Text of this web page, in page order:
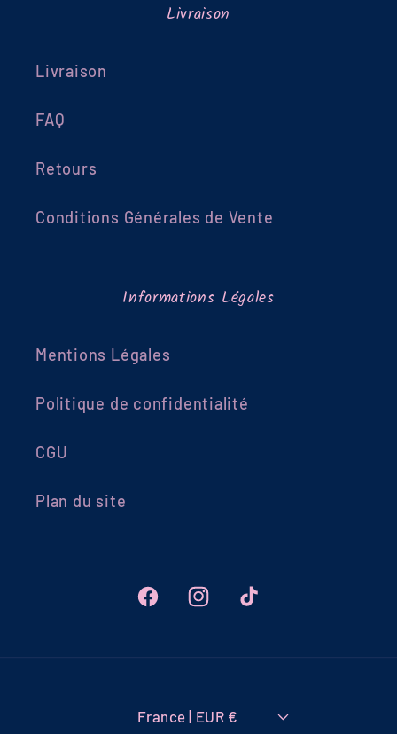
Livraison
Livraison
FAQ
Retours
Conditions Générales de Vente
Informations Légales
Mentions Légales
Politique de confidentialité
CGU
Plan du site
FacebookInstagramTikTok
France | EUR €